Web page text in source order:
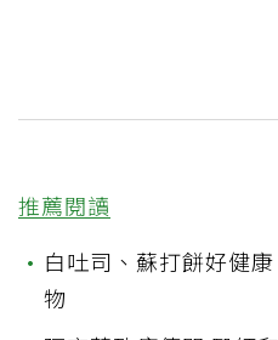
推薦閱讀
• 白吐司、蘇打餅好健
物